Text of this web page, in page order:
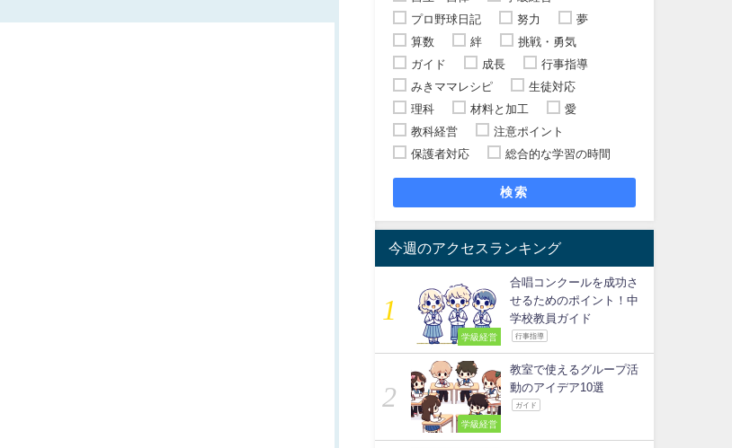
プロ野球日記
努力
夢
算数
絆
挑戦・勇気
ガイド
成長
行事指導
みきママレシピ
生徒対応
理科
材料と加工
愛
教科経営
注意ポイント
保護者対応
総合的な学習の時間
検索
今週のアクセスランキング
学級経営
合唱コンクールを成功さ
せるためのポイント！中
学校教員ガイド
行事指導
学級経営
教室で使えるグループ活
動のアイデア10選
ガイド